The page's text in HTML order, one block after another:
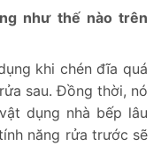
như thế nào trên
khi chén đĩa quá
sau. Đồng thời, nó
dụng nhà bếp lâu
năng rửa trước sẽ